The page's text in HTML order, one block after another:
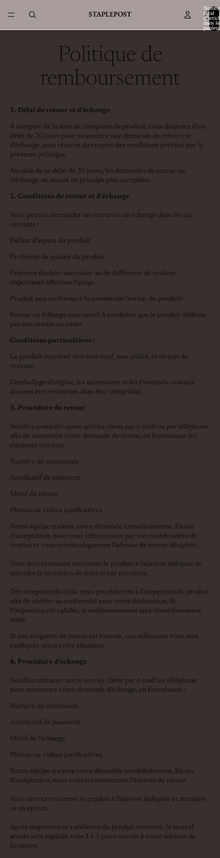
total
dans le
panier:
Politique de
remboursement
1. Délai de retour et d’échange
À compter de la date de réception du produit, vous disposez d’un
délai de 30 jours pour soumettre une demande de retour ou
d’échange, sous réserve du respect des conditions prévues par la
présente politique.
Au-delà de ce délai de 30 jours, les demandes de retour ou
d’échange ne seront en principe plus acceptées.
2. Conditions de retour et d’échange
Vous pouvez demander un retour ou un échange dans les cas
suivants :
Défaut d’aspect du produit
Problème de qualité du produit
Présence d’odeur anormale ou de différence de couleur
importante affectant l’usage
Produit non conforme à la commande (erreur de produit)
Retour ou échange sans motif, à condition que le produit n’affecte
pas une remise en vente
Conditions particulières :
Le produit retourné doit être neuf, non utilisé, et en état de
revente.
L’emballage d’origine, les accessoires et les éventuels cadeaux
doivent être retournés dans leur intégralité.
3. Procédure de retour
Veuillez contacter notre service client par e-mail ou par téléphone
afin de soumettre votre demande de retour, en fournissant les
éléments suivants :
Numéro de commande
Justificatif de paiement
Motif du retour
Photos ou vidéos justificatives
Notre équipe traitera votre demande immédiatement. En cas
d’acceptation, nous vous informerons par vos coordonnées de
contact et vous communiquerons l’adresse de retour désignée.
Vous devrez ensuite retourner le produit à l’adresse indiquée et
attendre la réception de celui-ci par nos soins.
Dès réception du colis, nous procéderons à l’inspection du produit
afin de vérifier sa conformité avec votre déclaration. Si
l’inspection est validée, le remboursement sera immédiatement
initié.
Si une étiquette de retour est fournie, son utilisation vous sera
expliquée selon votre situation.
4. Procédure d’échange
Veuillez contacter notre service client par e-mail ou téléphone
pour soumettre votre demande d’échange, en fournissant :
Numéro de commande
Justificatif de paiement
Motif de l’échange
Photos ou vidéos justificatives
Notre équipe traitera votre demande immédiatement. En cas
d’acceptation, nous vous transmettrons l’adresse de retour.
Vous devrez retourner le produit à l’adresse indiquée et attendre
sa réception.
Après inspection et validation du produit retourné, le nouvel
article sera expédié sous 1 à 3 jours ouvrés à votre adresse de
livraison.